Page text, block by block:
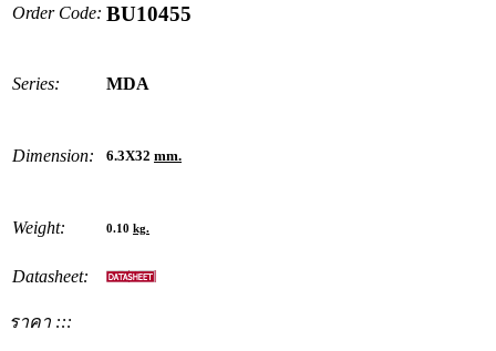
Order Code: BU10455
Series: MDA
Dimension: 6.3X32 mm.
Weight: 0.10 kg.
Datasheet:
ราคา :::